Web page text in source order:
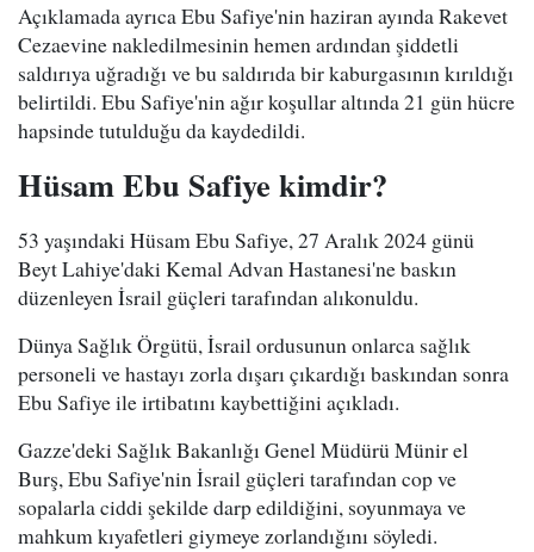
Açıklamada ayrıca Ebu Safiye'nin haziran ayında Rakevet
Cezaevine nakledilmesinin hemen ardından şiddetli
saldırıya uğradığı ve bu saldırıda bir kaburgasının kırıldığı
belirtildi. Ebu Safiye'nin ağır koşullar altında 21 gün hücre
hapsinde tutulduğu da kaydedildi.
Hüsam Ebu Safiye kimdir?
53 yaşındaki Hüsam Ebu Safiye, 27 Aralık 2024 günü
Beyt Lahiye'daki Kemal Advan Hastanesi'ne baskın
düzenleyen İsrail güçleri tarafından alıkonuldu.
Dünya Sağlık Örgütü, İsrail ordusunun onlarca sağlık
personeli ve hastayı zorla dışarı çıkardığı baskından sonra
Ebu Safiye ile irtibatını kaybettiğini açıkladı.
Gazze'deki Sağlık Bakanlığı Genel Müdürü Münir el
Burş, Ebu Safiye'nin İsrail güçleri tarafından cop ve
sopalarla ciddi şekilde darp edildiğini, soyunmaya ve
mahkum kıyafetleri giymeye zorlandığını söyledi.